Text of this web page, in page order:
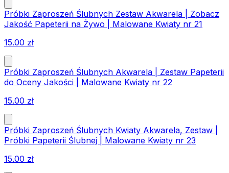
Próbki Zaproszeń Ślubnych Zestaw Akwarela | Zobacz
Jakość Papeterii na Żywo | Malowane Kwiaty nr 21
15.00 zł
Próbki Zaproszeń Ślubnych Akwarela | Zestaw Papeterii
do Oceny Jakości | Malowane Kwiaty nr 22
15.00 zł
Próbki Zaproszeń Ślubnych Kwiaty Akwarela, Zestaw |
Próbki Papeterii Ślubnej | Malowane Kwiaty nr 23
15.00 zł